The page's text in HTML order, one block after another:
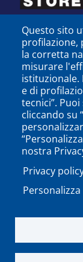
SEGUICI
PODCAST
Questo sito
profilazione,
la corretta
misurare
istituzionale.
e di
tecnici”.
cliccando su
nostra
Privacy
Personalizza